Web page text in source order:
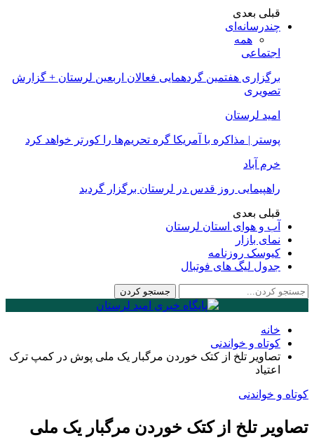
قبلی بعدی
چندرسانه‌ای
همه
اجتماعی
برگزاری هفتمین گردهمایی فعالان اربعین لرستان + گزارش
تصویری
امید لرستان
پوستر | مذاکره با آمریکا گره تحریم‌ها را کورتر خواهد کرد
خرم آباد
راهپیمایی روز قدس در لرستان برگزار گردید
قبلی بعدی
آب و هوای استان لرستان
نمای بازار
کیوسک روزنامه
جدول لیگ های فوتبال
خانه
کوتاه و خواندنی
تصاویر تلخ از کتک خوردن مرگبار یک ملی پوش در کمپ ترک
اعتیاد
کوتاه و خواندنی
تصاویر تلخ از کتک خوردن مرگبار یک ملی